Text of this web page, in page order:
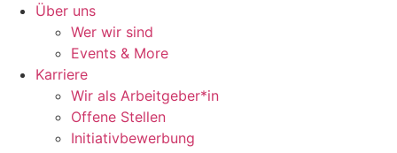
Über uns
Wer wir sind
Events & More
Karriere
Wir als Arbeitgeber*in
Offene Stellen
Initiativbewerbung